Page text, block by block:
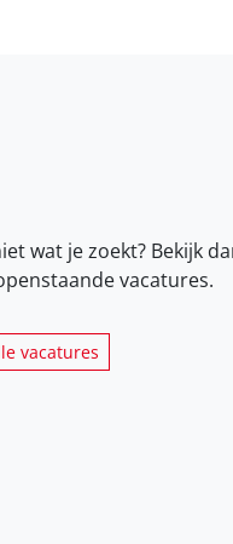
wat je zoekt? Bekijk
vacatures.
vacatures